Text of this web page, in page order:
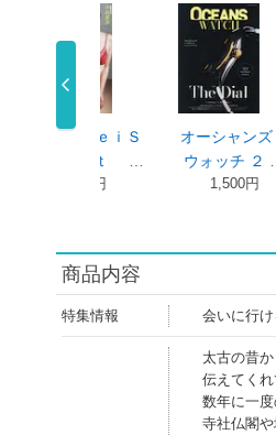
ａｇｅｉＳ
オーシャンズ
ウォッチ ２ …
商品内容
特集情報 会いに行
太古の昔
伝えてくれ
数年に一度
寺社仏閣